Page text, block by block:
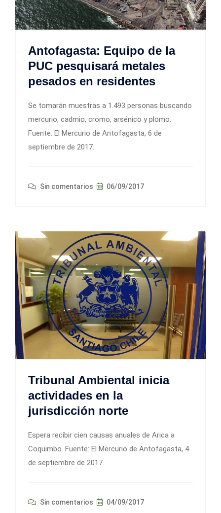
Antofagasta: Equipo de la
PUC pesquisará metales
pesados en residentes
Se tomarán muestras a 1.493 personas buscando
mercurio, cadmio, cromo, arsénico y plomo.
Fuente: El Mercurio de Antofagasta, 6 de
septiembre de 2017.
Sin comentarios 06/09/2017
Tribunal Ambiental inicia
actividades en la
jurisdicción norte
Espera recibir cien causas anuales de Arica a
Coquimbo. Fuente: El Mercurio de Antofagasta, 4
de septiembre de 2017.
Sin comentarios 04/09/2017